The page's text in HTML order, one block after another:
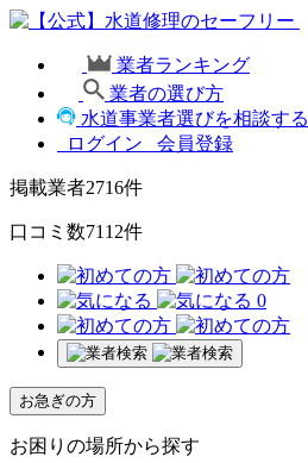
業者ランキング
業者の選び方
水道事業者選びを相談する
ログイン
会員登録
掲載業者2716件
口コミ数7112件
0
お急ぎの方
お困りの場所から探す